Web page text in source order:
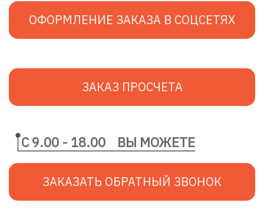
ОФОРМЛЕНИЕ ЗАКАЗА В СОЦСЕТЯХ
ЗАКАЗ ПРОСЧЕТА
С 9.00 - 18.00 ВЫ МОЖЕТЕ
ЗАКАЗАТЬ ОБРАТНЫЙ ЗВОНОК